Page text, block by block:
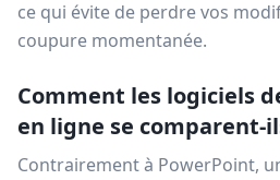
ce qui évite de perdre vos
coupure momentanée.
Comment les logiciels
en ligne se comparent-
Contrairement à PowerPoint,